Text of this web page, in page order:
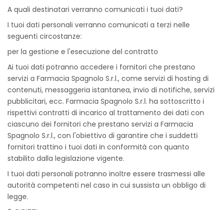
A quali destinatari verranno comunicati i tuoi dati?
I tuoi dati personali verranno comunicati a terzi nelle
seguenti circostanze:
per la gestione e l'esecuzione del contratto
Ai tuoi dati potranno accedere i fornitori che prestano
servizi a Farmacia Spagnolo S.r.l., come servizi di hosting di
contenuti, messaggeria istantanea, invio di notifiche, servizi
pubblicitari, ecc. Farmacia Spagnolo S.r.l. ha sottoscritto i
rispettivi contratti di incarico al trattamento dei dati con
ciascuno dei fornitori che prestano servizi a Farmacia
Spagnolo S.r.l., con l'obiettivo di garantire che i suddetti
fornitori trattino i tuoi dati in conformità con quanto
stabilito dalla legislazione vigente.
I tuoi dati personali potranno inoltre essere trasmessi alle
autorità competenti nel caso in cui sussista un obbligo di
legge.